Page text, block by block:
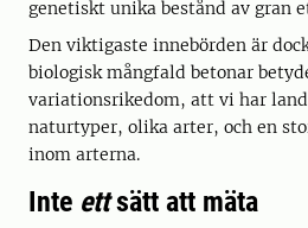
genetiskt unika bestånd av gran
Den viktigaste innebörden är
biologisk mångfald betonar
variationsrikedom, att vi har
naturtyper, olika arter, och en
inom arterna.
Inte ettsätt att mäta